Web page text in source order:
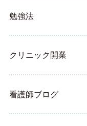
勉強法
クリニック開業
看護師ブログ